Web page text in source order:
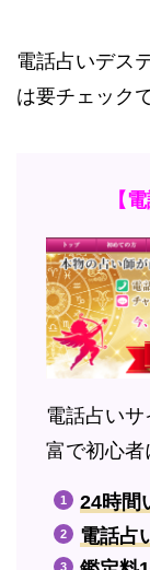
電話占いデス
は要チェック
【
電話占いサ
富で初心者
24時間
電話占